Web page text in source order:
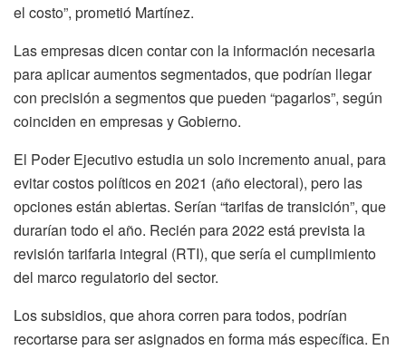
el costo”, prometió Martínez.
Las empresas dicen contar con la información necesaria
para aplicar aumentos segmentados, que podrían llegar
con precisión a segmentos que pueden “pagarlos”, según
coinciden en empresas y Gobierno.
El Poder Ejecutivo estudia un solo incremento anual, para
evitar costos políticos en 2021 (año electoral), pero las
opciones están abiertas. Serían “tarifas de transición”, que
durarían todo el año. Recién para 2022 está prevista la
revisión tarifaria integral (RTI), que sería el cumplimiento
del marco regulatorio del sector.
Los subsidios, que ahora corren para todos, podrían
recortarse para ser asignados en forma más específica. En